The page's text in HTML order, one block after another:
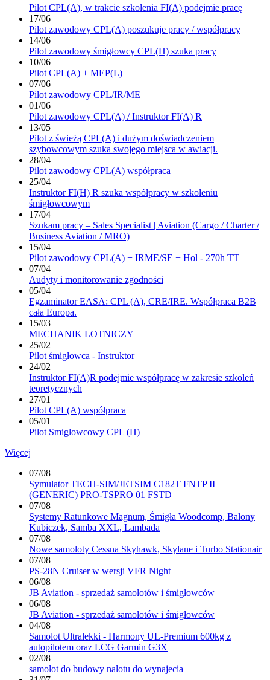
Pilot CPL(A), w trakcie szkolenia FI(A) podejmie pracę
17/06
Pilot zawodowy CPL(A) poszukuje pracy / współpracy
14/06
Pilot zawodowy śmigłowcy CPL(H) szuka pracy
10/06
Pilot CPL(A) + MEP(L)
07/06
Pilot zawodowy CPL/IR/ME
01/06
Pilot zawodowy CPL(A) / Instruktor FI(A) R
13/05
Pilot z świeżą CPL(A) i dużym doświadczeniem
szybowcowym szuka swojego miejsca w awiacji.
28/04
Pilot zawodowy CPL(A) współpraca
25/04
Instruktor FI(H) R szuka współpracy w szkoleniu
śmigłowcowym
17/04
Szukam pracy – Sales Specialist | Aviation (Cargo / Charter /
Business Aviation / MRO)
15/04
Pilot zawodowy CPL(A) + IRME/SE + Hol - 270h TT
07/04
Audyty i monitorowanie zgodności
05/04
Egzaminator EASA: CPL (A), CRE/IRE. Współpraca B2B
cała Europa.
15/03
MECHANIK LOTNICZY
25/02
Pilot śmigłowca - Instruktor
24/02
Instruktor FI(A)R podejmie współpracę w zakresie szkoleń
teoretycznych
27/01
Pilot CPL(A) współpraca
05/01
Pilot Smiglowcowy CPL (H)
Więcej
07/08
Symulator TECH-SIM/JETSIM C182T FNTP II
(GENERIC) PRO-TSPRO 01 FSTD
07/08
Systemy Ratunkowe Magnum, Śmigła Woodcomp, Balony
Kubiczek, Samba XXL, Lambada
07/08
Nowe samoloty Cessna Skyhawk, Skylane i Turbo Stationair
07/08
PS-28N Cruiser w wersji VFR Night
06/08
JB Aviation - sprzedaż samolotów i śmigłowców
06/08
JB Aviation - sprzedaż samolotów i śmigłowców
04/08
Samolot Ultralekki - Harmony UL-Premium 600kg z
autopilotem oraz LCG Garmin G3X
02/08
samolot do budowy nalotu do wynajecia